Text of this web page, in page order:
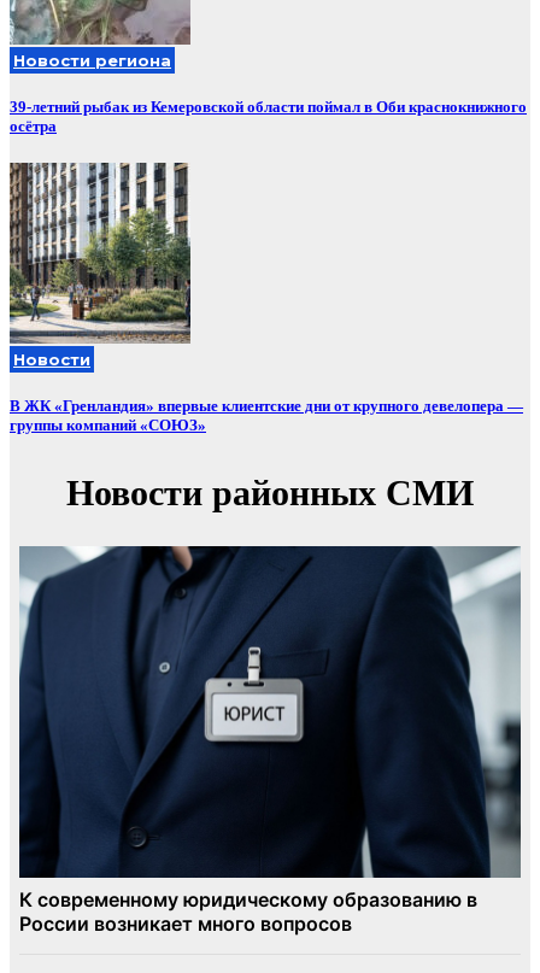
Новости региона
39-летний рыбак из Кемеровской области поймал в Оби краснокнижного
осётра
Новости
В ЖК «Гренландия» впервые клиентские дни от крупного девелопера —
группы компаний «СОЮЗ»